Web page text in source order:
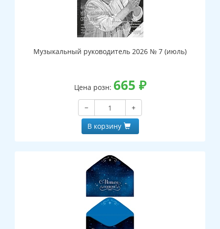
Музыкальный руководитель 2026 № 7 (июль)
Цена розн: 665 ₽
−
+
В корзину